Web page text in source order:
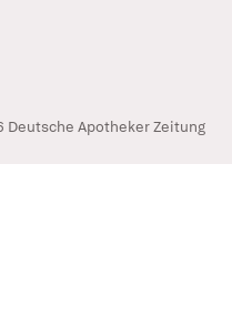
Deutsche Apotheker Zeitung